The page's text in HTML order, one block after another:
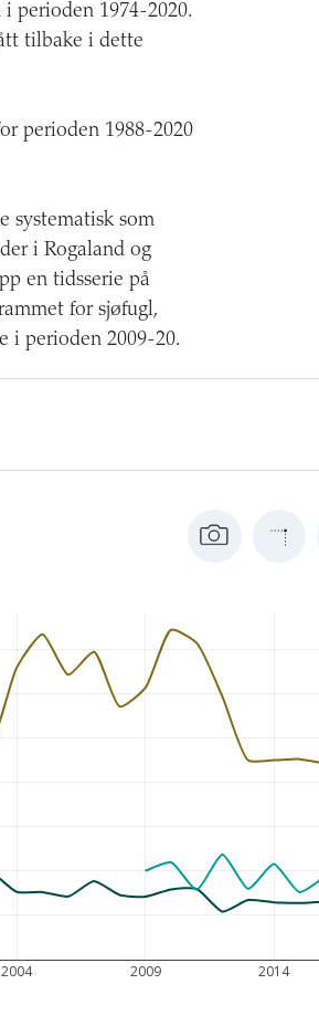
perioden 1974-2020.
tilbake i dette
perioden 1988-2020
systematisk som
i Rogaland og
en tidsserie på
for sjøfugl,
i perioden 2009-20.
2004 2009 2014